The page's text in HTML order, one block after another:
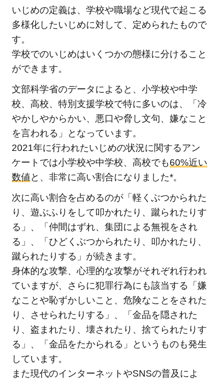
導
4.3
めの
発
見・
対応
4.4
被害
のケ
アと
弾力
的な
対応
4.5
家庭
や地
域社
会と
の連
携
4.6
いじ
めの
被害
者に
対す
いじめの定義は、学校や職場など現代で起こる
多様化したいじめに対して、定められたもので
す。
学校でのいじめはいくつかの態様に分けること
ができます。
文部科学省のデータによると、小学校や中学
校、高校、特別支援学校で特に多いのは、「冷
やかしやからかい、悪口や脅し文句、嫌なこと
を言われる」となっています。
2021年に行われたいじめの状況に関するアン
ケートでは小学校や中学校、高校でも60%近い
数値と、非常に高い割合になりました*。
次に高い割合を占めるのが「軽くぶつかられた
り、遊ぶふりをして叩かれたり、蹴られたりす
る」、「仲間はずれ、集団による無視をされ
る」、「ひどくぶつかられたり、叩かれたり、
蹴られたりする」が続きます。
身体的な攻撃、心理的な攻撃がそれぞれ行われ
ていますが、さらに犯罪行為にも該当する「嫌
なことや恥ずかしいこと、危険なことをされた
り、させられたりする」、「金品を隠された
り、盗まれたり、壊されたり、捨てられたりす
る」、「金品をたかられる」というものも発生
しています。
また現代のインターネットやSNSの普及によ